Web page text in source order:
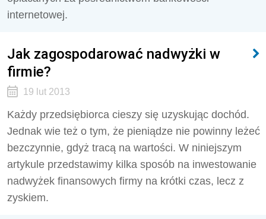
internetowej.
Jak zagospodarować nadwyżki w
firmie?
19 lut 2013
Każdy przedsiębiorca cieszy się uzyskując dochód.
Jednak wie też o tym, że pieniądze nie powinny leżeć
bezczynnie, gdyż tracą na wartości. W niniejszym
artykule przedstawimy kilka sposób na inwestowanie
nadwyżek finansowych firmy na krótki czas, lecz z
zyskiem.